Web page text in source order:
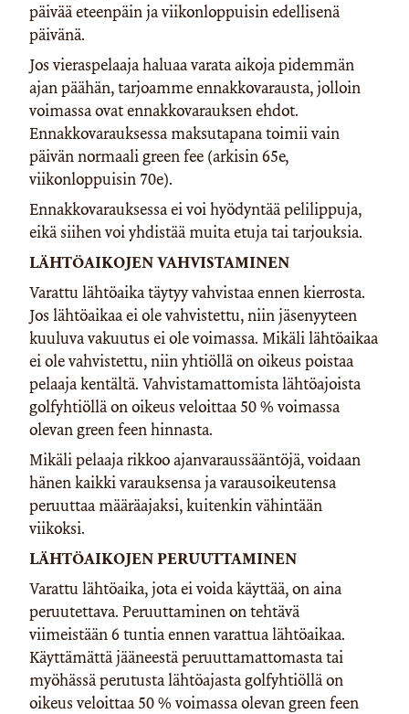
päivää eteenpäin ja viikonloppuisin edellisenä
päivänä.
Jos vieraspelaaja haluaa varata aikoja pidemmän
ajan päähän, tarjoamme ennakkovarausta, jolloin
voimassa ovat ennakkovarauksen ehdot.
Ennakkovarauksessa maksutapana toimii vain
päivän normaali green fee (arkisin 65e,
viikonloppuisin 70e).
Ennakkovarauksessa ei voi hyödyntää pelilippuja,
eikä siihen voi yhdistää muita etuja tai tarjouksia.
LÄHTÖAIKOJEN VAHVISTAMINEN
Varattu lähtöaika täytyy vahvistaa ennen kierrosta.
Jos lähtöaikaa ei ole vahvistettu, niin jäsenyyteen
kuuluva vakuutus ei ole voimassa. Mikäli lähtöaikaa
ei ole vahvistettu, niin yhtiöllä on oikeus poistaa
pelaaja kentältä. Vahvistamattomista lähtöajoista
golfyhtiöllä on oikeus veloittaa 50 % voimassa
olevan green feen hinnasta.
Mikäli pelaaja rikkoo ajanvaraussääntöjä, voidaan
hänen kaikki varauksensa ja varausoikeutensa
peruuttaa määräajaksi, kuitenkin vähintään
viikoksi.
LÄHTÖAIKOJEN PERUUTTAMINEN
Varattu lähtöaika, jota ei voida käyttää, on aina
peruutettava. Peruuttaminen on tehtävä
viimeistään 6 tuntia ennen varattua lähtöaikaa.
Käyttämättä jääneestä peruuttamattomasta tai
myöhässä perutusta lähtöajasta golfyhtiöllä on
oikeus veloittaa 50 % voimassa olevan green feen